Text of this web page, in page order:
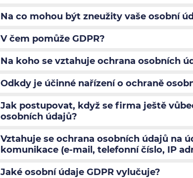
Na co mohou být zneužity vaše osobní
V čem pomůže GDPR?
Na koho se vztahuje ochrana osobních
Odkdy je účinné nařízení o ochraně
Jak postupovat, když se firma ještě
osobních údajů?
Vztahuje se ochrana osobních údajů na
komunikace (e-mail, telefonní číslo, IP
Jaké osobní údaje GDPR vylučuje?